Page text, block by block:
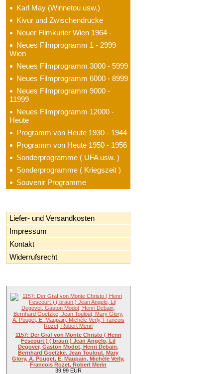
Karl May (Winnetou usw.)
Kivur und Zwischendrucke
Neuer Filmkurier Wien 1964 -
Neues Filmprogramm 1 - 2999
Wien
Neues Filmprogramm 3000 - 5999
Neues Filmprogramm 6000 - 8999
Neues Filmprogramm 9000 -
11999
Neues Filmprogramm 12000 -
Heute
Programm von Heute 1930 - 1944
Programm von Heute 1950 - 1956
Sonderprogramme ( UFA usw. )
Sonderprogramme ( Kriegszeit )
Souvenir Programme
Liefer- und Versandkosten
Impressum
Kontakt
Widerrufsrecht
1157: Der Graf von Monte Christo ( Henri
Fescourt ) ( braun ) Jean Angelo, Lil
Degover, Gaston Modot, Henri Debain,
Bernhard Goetzke, Jean Toulout, Mary
Glory, A. Pouget, E. Maupain, Michèle Verly,
Francois Rozet, Robert Merin
39,99 EUR